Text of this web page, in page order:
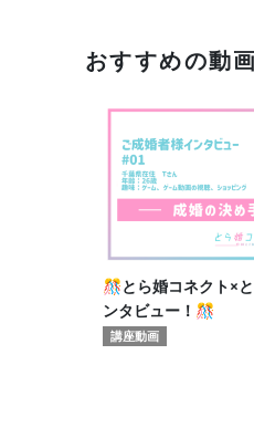
おすすめの動画
🎊とら婚コネクト×
ンタビュー！🎊
講座動画